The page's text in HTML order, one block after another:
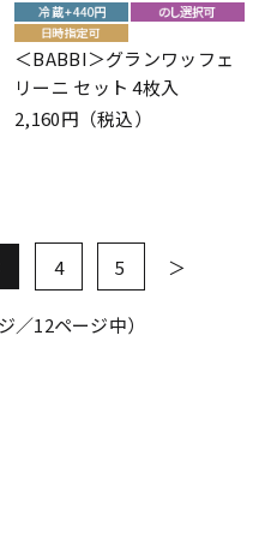
＜BABBI＞グランワッフェ
リーニ セット 4枚入
2,160円（税込）
4 5
／12ページ中）